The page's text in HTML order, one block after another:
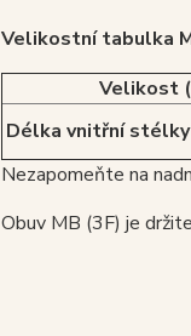
Velikostní tabulka
Velikost
Délka vnitřní stélky
Nezapomeňte na
Obuv MB (3F) je